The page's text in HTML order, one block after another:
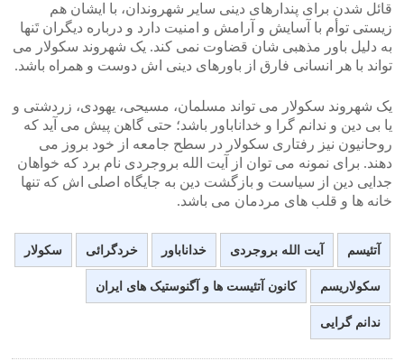
قائل شدن برای پندارهای دینی سایر شهروندان، با ایشان هم
زیستی توأم با آسایش و آرامش و امنیت دارد و درباره دیگران تَنها
به دلیل باور مذهبی شان قضاوت نمی کند. یک شهروند سکولار می
تواند با هر انسانی فارق از باورهای دینی اش دوست و همراه باشد.
یک شهروند سکولار می تواند مسلمان، مسیحی، یهودی، زردشتی و
یا بی دین و ندانم گرا و خداناباور باشد؛ حتی گاهن پیش می آید که
روحانیون نیز رفتاری سکولار در سطح جامعه از خود بروز می
دهند. برای نمونه می توان از آیت الله بروجردی نام برد که خواهان
جدایی دین از سیاست و بازگشت دین به جایگاه اصلی اش که تنها
خانه ها و قلب های مردمان می باشد.
آتئیسم آیت الله بروجردی خداناباور خردگرائی سکولار
سکولاریسم کانون آتئیست ها و آگنوستیک های ایران
ندانم گرایی